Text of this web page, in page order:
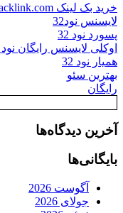
خرید بک لینک behtarinbacklink.com
لایسنس نود32
پسورد نود 32
اوکلی لایسنس رایگان نود 32
همیار نود 32
بهترین سئو
رایگان
آخرین دیدگاه‌ها
بایگانی‌ها
آگوست 2026
جولای 2026